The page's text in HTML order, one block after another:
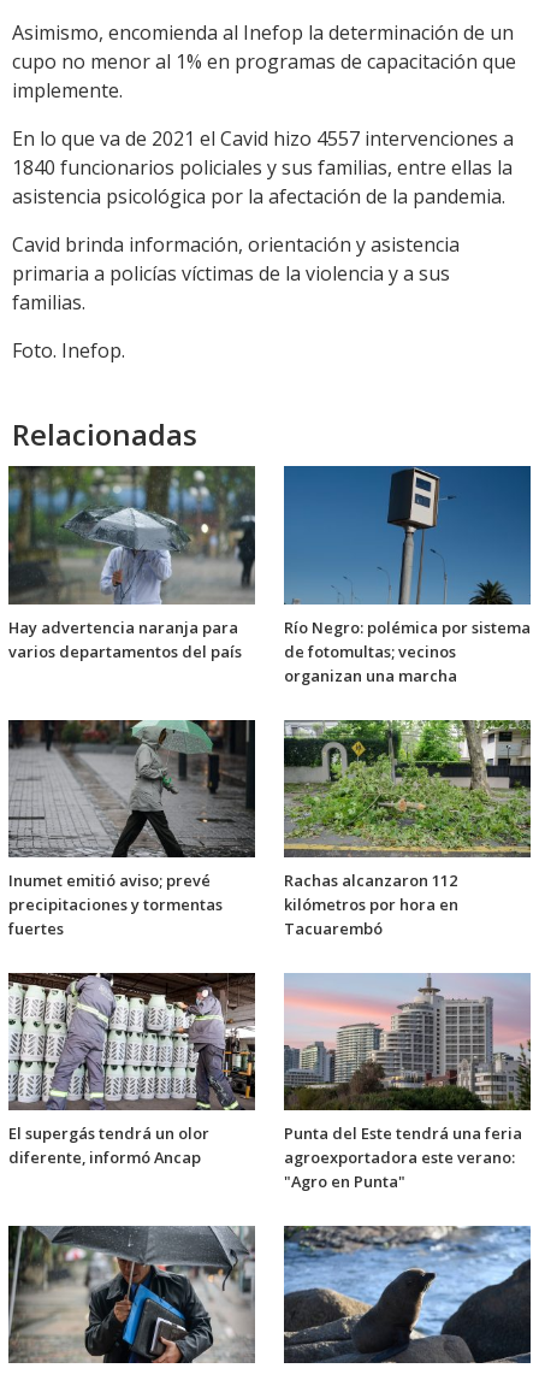
Asimismo, encomienda al Inefop la determinación de un
cupo no menor al 1% en programas de capacitación que
implemente.
En lo que va de 2021 el Cavid hizo 4557 intervenciones a
1840 funcionarios policiales y sus familias, entre ellas la
asistencia psicológica por la afectación de la pandemia.
Cavid brinda información, orientación y asistencia
primaria a policías víctimas de la violencia y a sus
familias.
Foto. Inefop.
Relacionadas
Hay advertencia naranja para
varios departamentos del país
Río Negro: polémica por sistema
de fotomultas; vecinos
organizan una marcha
Inumet emitió aviso; prevé
precipitaciones y tormentas
fuertes
Rachas alcanzaron 112
kilómetros por hora en
Tacuarembó
El supergás tendrá un olor
diferente, informó Ancap
Punta del Este tendrá una feria
agroexportadora este verano:
"Agro en Punta"